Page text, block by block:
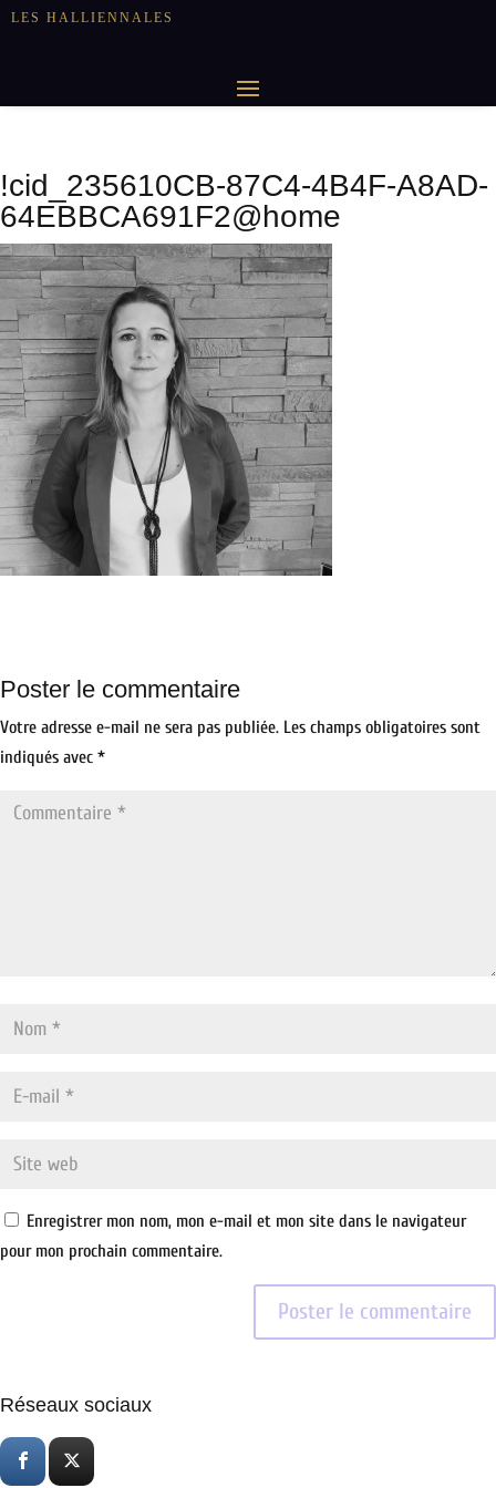
LES HALLIENNALES
!cid_235610CB-87C4-4B4F-A8AD-
64EBBCA691F2@home
Poster le commentaire
Votre adresse e-mail ne sera pas publiée. Les champs obligatoires sont
indiqués avec *
Enregistrer mon nom, mon e-mail et mon site dans le navigateur
pour mon prochain commentaire.
Réseaux sociaux